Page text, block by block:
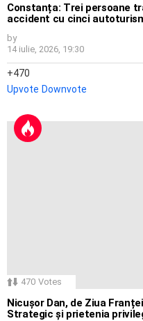
Constanța: Trei persoane
accident cu cinci
by
14 iulie, 2026, 19:30
470
Upvote Downvote
470 Votes
Nicușor Dan, de Ziua
Strategic și prietenia